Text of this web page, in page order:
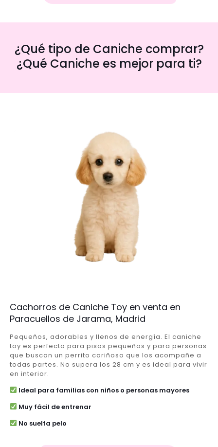
¿Qué tipo de Caniche comprar?
¿Qué Caniche es mejor para ti?
Cachorros de Caniche Toy en venta en
Paracuellos de Jarama, Madrid
Pequeños, adorables y llenos de energía. El caniche
toy es perfecto para pisos pequeños y para personas
que buscan un perrito cariñoso que los acompañe a
todas partes. No supera los 28 cm y es ideal para vivir
en interior.
Ideal para familias con niños o personas mayores
Muy fácil de entrenar
No suelta pelo